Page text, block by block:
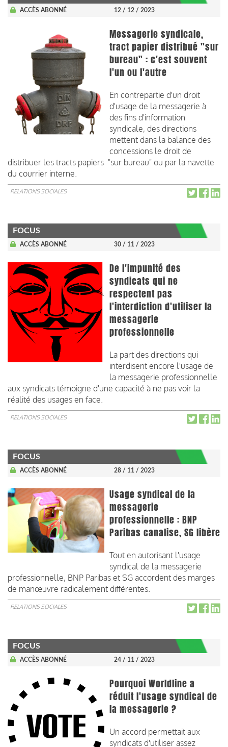
ACCÈS ABONNÉ 12 / 12 / 2023
Messagerie syndicale,
tract papier distribué "sur
bureau" : c'est souvent
l'un ou l'autre
En contrepartie d'un droit
d'usage de la messagerie à
des fins d'information
syndicale, des directions
mettent dans la balance des
concessions le droit de
distribuer les tracts papiers "sur bureau" ou par la navette
du courrier interne.
RELATIONS SOCIALES
FOCUS
ACCÈS ABONNÉ 30 / 11 / 2023
De l'impunité des
syndicats qui ne
respectent pas
l'interdiction d'utiliser la
messagerie
professionnelle
La part des directions qui
interdisent encore l'usage de
la messagerie professionnelle
aux syndicats témoigne d'une capacité à ne pas voir la
réalité des usages en face.
RELATIONS SOCIALES
FOCUS
ACCÈS ABONNÉ 28 / 11 / 2023
Usage syndical de la
messagerie
professionnelle : BNP
Paribas canalise, SG libère
Tout en autorisant l'usage
syndical de la messagerie
professionnelle, BNP Paribas et SG accordent des marges
de manœuvre radicalement différentes.
RELATIONS SOCIALES
FOCUS
ACCÈS ABONNÉ 24 / 11 / 2023
Pourquoi Worldline a
réduit l'usage syndical de
la messagerie ?
Un accord permettait aux
syndicats d'utiliser assez